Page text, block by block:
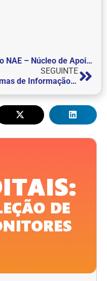
Conheça a importância do NAE – Núcleo de Apoio ao Estudante do Centro Universitário de Itajubá – FEPI
SEGUINTE
Professora do curso de Sistemas de Informação e Engenharia Mecânica do Centro Universitário de Itajubá – FEPI publica artigo científico